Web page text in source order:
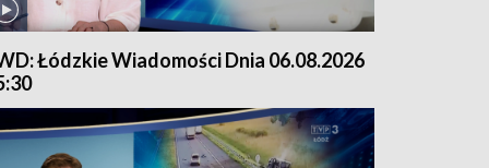
Łódzkie Wiadomości Dnia 06.08.2026